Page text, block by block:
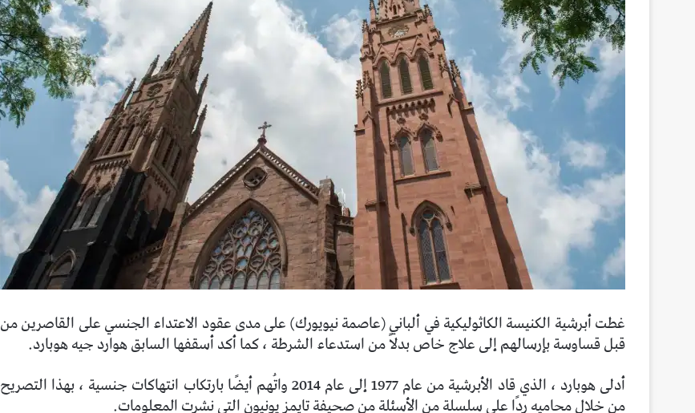
غطت أبرشية الكنيسة الكاثوليكية في ألباني (عاصمة نيويورك) على مدى عقود الاعتداء الجنسي على القاصرين من
قبل قساوسة بإرسالهم إلى علاج خاص بدلاً من استدعاء الشرطة ، كما أكد أسقفها السابق هوارد جيه هوبارد.
أدلى هوبارد ، الذي قاد الأبرشية من عام 1977 إلى عام 2014 واتُهم أيضًا بارتكاب انتهاكات جنسية ، بهذا التصريح
من خلال محاميه ردًا على سلسلة من الأسئلة من صحيفة تايمز يونيون التي نشرت المعلومات.